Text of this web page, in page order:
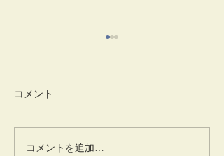
灌仏会・花まつり
コメント
コメントを追加…